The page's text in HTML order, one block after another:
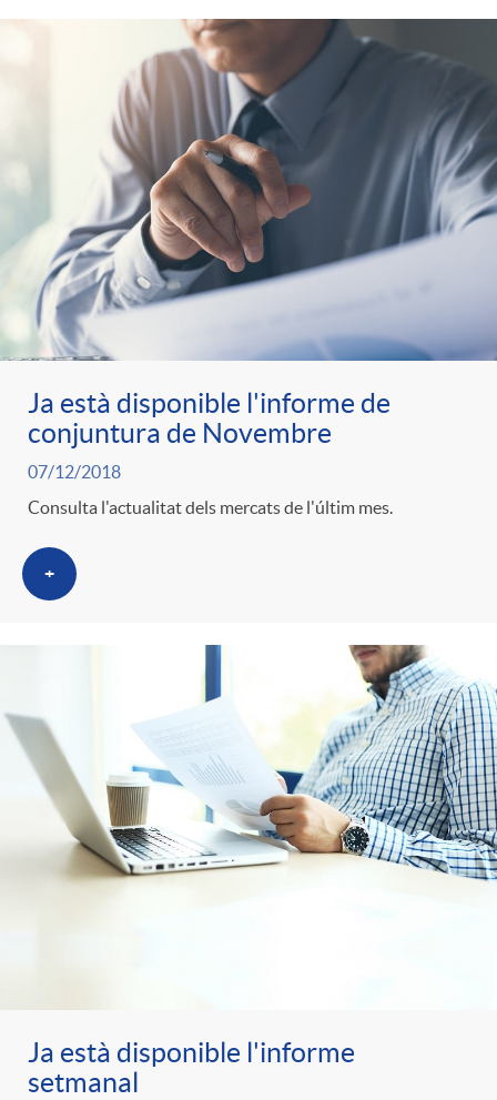
Ja està disponible l'informe de
conjuntura de Novembre
07/12/2018
Consulta l'actualitat dels mercats de l'últim mes.
+
Ja està disponible l'informe
setmanal